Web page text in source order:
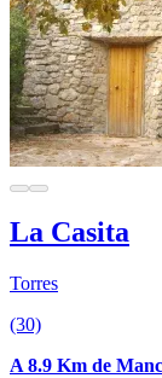
La Casita
Torres
(30)
A 8.9 Km de